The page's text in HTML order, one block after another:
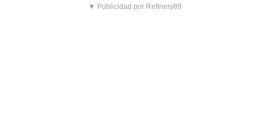
▼ Publicidad por Refinery89